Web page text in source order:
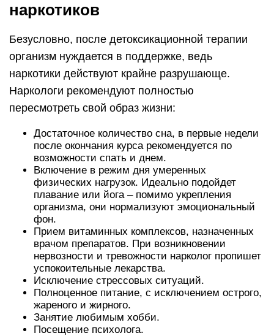
наркотиков
Безусловно, после детоксикационной терапии
организм нуждается в поддержке, ведь
наркотики действуют крайне разрушающе.
Наркологи рекомендуют полностью
пересмотреть свой образ жизни:
Достаточное количество сна, в первые недели
после окончания курса рекомендуется по
возможности спать и днем.
Включение в режим дня умеренных
физических нагрузок. Идеально подойдет
плавание или йога – помимо укрепления
организма, они нормализуют эмоциональный
фон.
Прием витаминных комплексов, назначенных
врачом препаратов. При возникновении
нервозности и тревожности нарколог пропишет
успокоительные лекарства.
Исключение стрессовых ситуаций.
Полноценное питание, с исключением острого,
жареного и жирного.
Занятие любимым хобби.
Посещение психолога.